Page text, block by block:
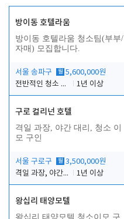
방이동 호텔라움
방이동 호텔라움 청소팀(부부/
자매) 모집합니다.
서울 송파구 월 5,600,000원
전반적인 청소 업무(객실청소.객실정리)
1년 이상
구로 컬리넌 호텔
격일 과장, 야간 대리, 청소 이
모 구인
서울 구로구 월 3,500,000원
격일 과장, 야간 대리, 청소 이모
1년 이상
왕십리 태양모텔
왕십리 태양모텔 청소이모 구